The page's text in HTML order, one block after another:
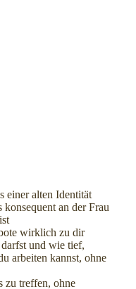
einer alten Identität
konsequent an der Frau
wirklich zu dir
darfst und wie tief,
arbeiten kannst, ohne
zu treffen, ohne